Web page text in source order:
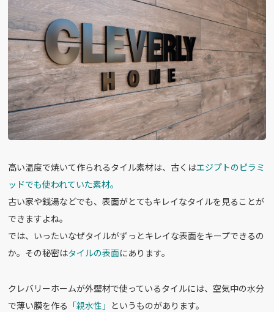
高い温度で焼いて作られるタイル素材は、古くはエジプトのピラミ
ッドでも使われていた素材。
古い家や銭湯などでも、表面がとてもキレイなタイルを見ることが
できますよね。
では、いったいなぜタイルがずっとキレイな表面をキープできるの
か。その秘密はタイルの表面にあります。
クレバリーホームが外壁材で使っているタイルには、空気中の水分
で薄い膜を作る 「親水性」 というものがあります。